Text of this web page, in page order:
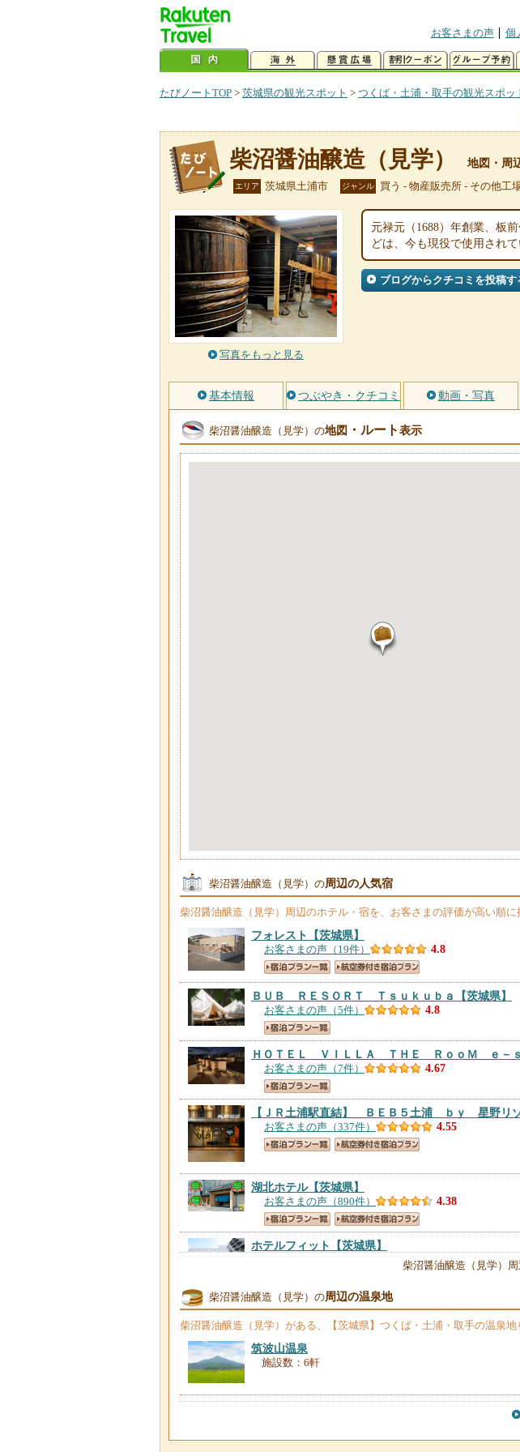
お客さまの声
個
たびノートTOP > 茨城県の観光スポット > つくば・土浦・取手の観光スポッ
柴沼醤油醸造（見学） 地図・周
エリア 茨城県土浦市 ジャンル 買う - 物産販売所 - その他工
写真をもっと見る
元禄元（1688）年創業、板
どは、今も現役で使用され
ブログからクチコミを投稿す
基本情報 つぶやき・クチコミ 動画・写真
柴沼醤油醸造（見学）の地図 ・ルート表示
柴沼醤油醸造（見学）の周辺の人気宿
柴沼醤油醸造（見学） 周辺のホテル・宿を、お客さまの評価が高い順に
フォレスト 【茨城県】
お客さまの声（19件） 4.8
ＢＵＢ ＲＥＳＯＲＴ Ｔｓｕｋｕｂａ 【茨城県】
お客さまの声（5件） 4.8
ＨＯＴＥＬ ＶＩＬＬＡ ＴＨＥ ＲｏｏＭ ｅ－ｓ
お客さまの声（7件） 4.67
【ＪＲ土浦駅直結】 ＢＥＢ５土浦 ｂｙ 星野リ
お客さまの声（337件） 4.55
湖北ホテル【茨城県】
お客さまの声（890件） 4.38
ホテルフィット 【茨城県】
4.35
団体用施設ウィークリー吉瀬
お客さまの声（11件） 4.33
おおはら旅館【茨城県】
お客さまの声（963件） 4.21
柴沼醤油醸造（見学）
柴沼醤油醸造（見学）の周辺の温泉地
柴沼醤油醸造（見学） がある、【茨城県】つくば・土浦・取手の温泉地
筑波山温泉
施設数：6軒